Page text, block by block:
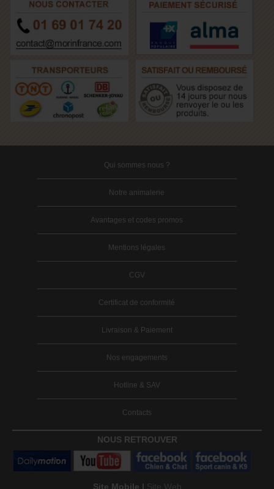
Qui sommes nous ?
Notre animalerie
Avantages et codes promos
Mentions légales
CGV
Certificat de conformité
Livraison & Paiement
Nos engagements
Hotline & SAV
Contacts
NOUS RETROUVER
Site Mobile | Site Web